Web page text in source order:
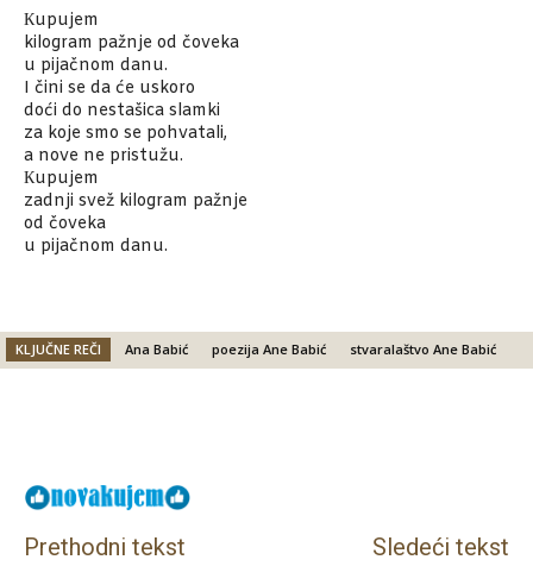
Кupujem
kilogram pažnje od čoveka
u pijačnom danu.
I čini se da će uskoro
doći do nestašica slamki
za koje smo se pohvatali,
a nove ne pristužu.
Кupujem
zadnji svež kilogram pažnje
od čoveka
u pijačnom danu.
KLJUČNE REČI Ana Babić poezija Ane Babić stvaralaštvo Ane Babić
Prethodni tekst Sledeći tekst